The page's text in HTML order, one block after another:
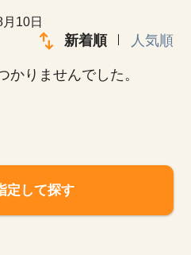
10日
新着順 人気順
かりませんでした。
定して探す